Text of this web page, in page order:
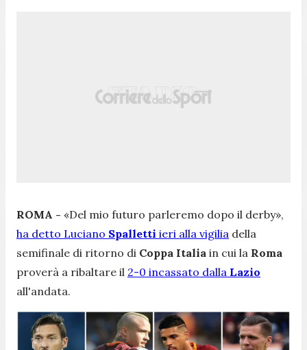
ROMA - «Del mio futuro parleremo dopo il derby»,
ha detto Luciano Spalletti ieri alla vigilia della
semifinale di ritorno di Coppa Italia in cui la Roma
proverà a ribaltare il 2-0 incassato dalla Lazio
all'andata.